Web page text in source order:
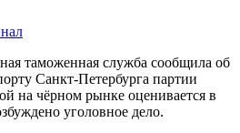
таможенная служба сообщила об
Санкт-Петербурга партии
на чёрном рынке оценивается в
уголовное дело.